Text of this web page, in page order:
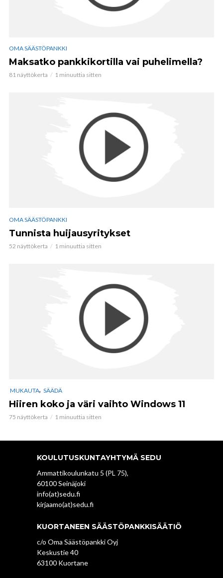
OMA SÄÄSTÖPANKKI
Maksatko pankkikortilla vai puhelimella?
81 näyttökerta 1 minuuttia sitten
OMA SÄÄSTÖPANKKI
Tunnista huijausyritykset
52 näyttökerta 1 minuuttia sitten
MUKAUTA, SÄÄDÄ
Hiiren koko ja väri vaihto Windows 11
75 näyttökerta 1 minuuttia sitten
KOULUTUSKUNTAYHTYMÄ SEDU
Ammattikoulunkatu 5 (PL 75),
60100 Seinäjoki
info(at)sedu.fi
kirjaamo(at)sedu.fi
KUORTANEEN SÄÄSTÖPANKKISÄÄTIÖ
c/o Oma Säästöpankki Oyj
Keskustie 40
63100 Kuortane